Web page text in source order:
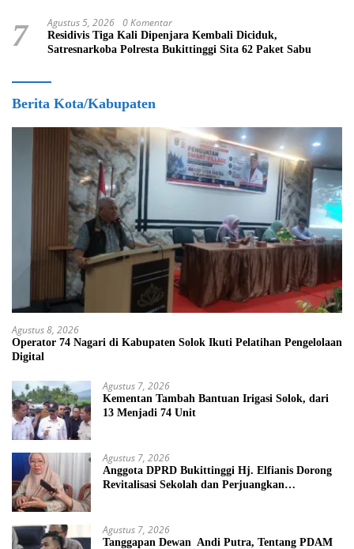
7 Agustus 5, 2026 0 Komentar
Residivis Tiga Kali Dipenjara Kembali Diciduk,
Satresnarkoba Polresta Bukittinggi Sita 62 Paket Sabu
Berita Kota/Kabupaten
Agustus 8, 2026
Operator 74 Nagari di Kabupaten Solok Ikuti Pelatihan Pengelolaan
Digital
Agustus 7, 2026
Kementan Tambah Bantuan Irigasi Solok, dari
13 Menjadi 74 Unit
Agustus 7, 2026
Anggota DPRD Bukittinggi Hj. Elfianis Dorong
Revitalisasi Sekolah dan Perjuangkan
Agustus 7, 2026
Tanggapan Dewan Andi Putra, Tentang PDAM